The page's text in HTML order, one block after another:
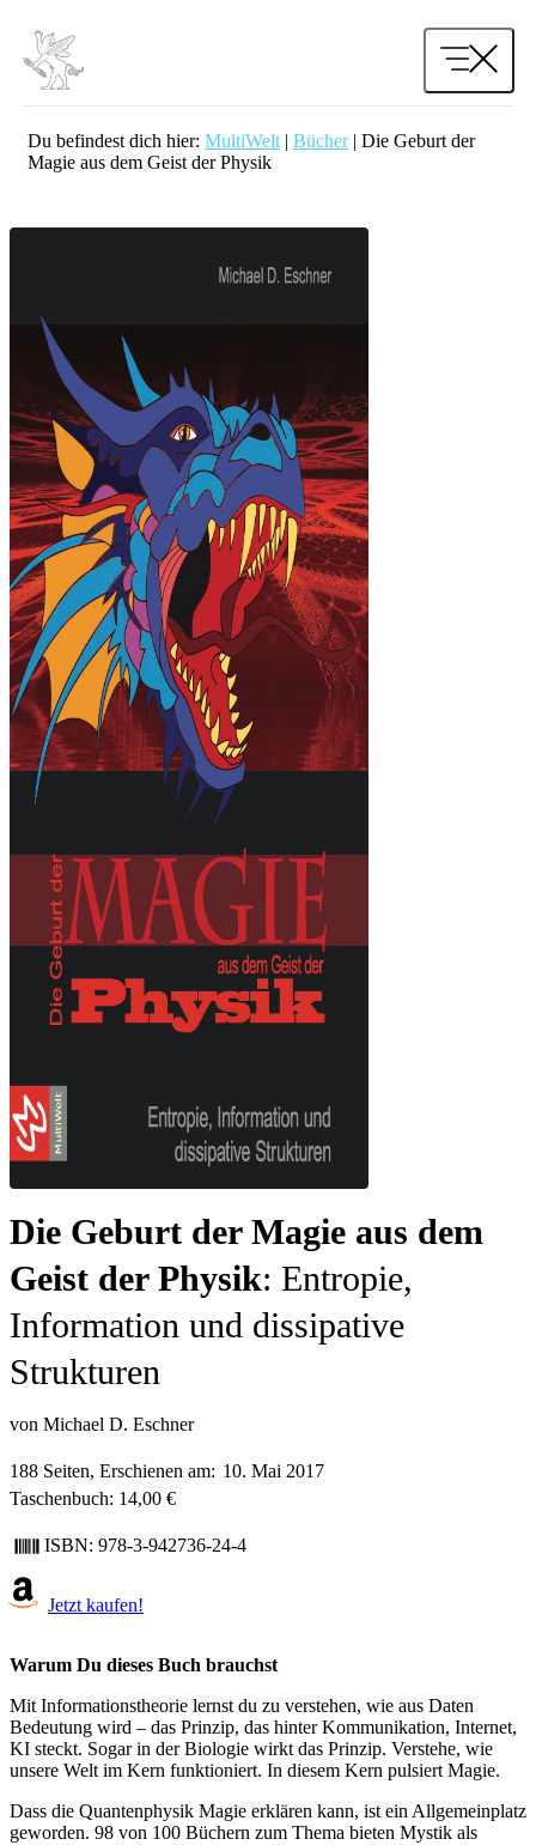
Inhalt
springen
Du befindest dich hier: MultiWelt | Bücher| Die Geburt der
Magie aus dem Geist der Physik
Die Geburt der Magie aus dem
Geist der Physik Entropie,
Information und dissipative
Strukturen
von Michael D. Eschner
188 Seiten, Erschienen am: 10. Mai 2017
Taschenbuch: 14,00 €
ISBN: 978-3-942736-24-4
Jetzt kaufen!
Warum Du dieses Buch brauchst
Mit Informationstheorie lernst du zu verstehen, wie aus Daten
Bedeutung wird – das Prinzip, das hinter Kommunikation, Internet,
KI steckt. Sogar in der Biologie wirkt das Prinzip. Verstehe, wie
unsere Welt im Kern funktioniert. In diesem Kern pulsiert Magie.
Dass die Quantenphysik Magie erklären kann, ist ein Allgemeinplatz
geworden. 98 von 100 Büchern zum Thema bieten Mystik als